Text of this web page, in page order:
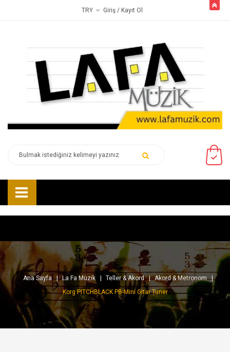
TRY Giriş / Kayıt Ol
Ana Sayfa La Fa Müzik Teller & Akord
Akord & Metronom
Korg PITCHBLACK PB-Mini Gitar Tuner